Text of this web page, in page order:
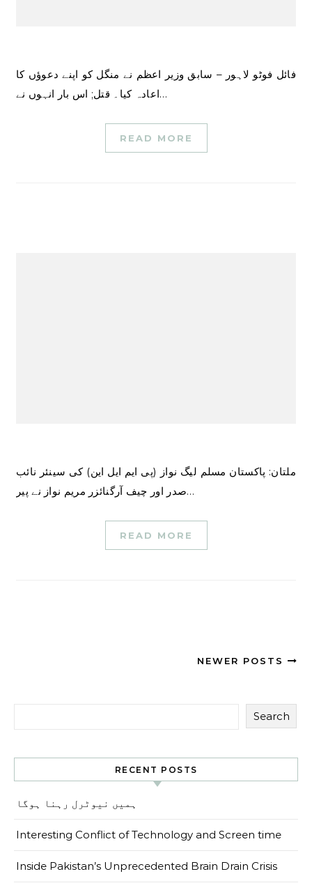
فائل فوٹو لاہور – سابق وزیر اعظم نے منگل کو اپنے دعوؤں کا
اعادہ کیا۔ قتل; اس بار انہوں نے…
READ MORE
ملتان: پاکستان مسلم لیگ نواز (پی ایم ایل این) کی سینئر نائب
صدر اور چیف آرگنائزر مریم نواز نے پیر…
READ MORE
NEWER POSTS
Search
RECENT POSTS
ہمیں نیوٹرل رہنا ہوگا
Interesting Conflict of Technology and Screen time
Inside Pakistan’s Unprecedented Brain Drain Crisis